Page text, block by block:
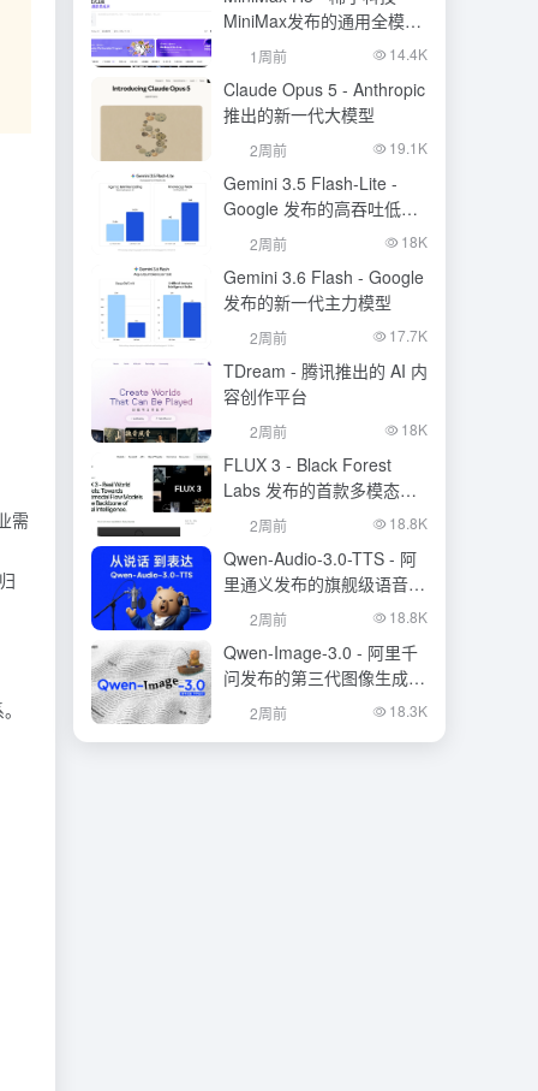
需
MiniMax发布的通用全模态
生成模型
1周前 14.4K
Claude Opus 5 - Anthropic
推出的新一代大模型
2周前 19.1K
Gemini 3.5 Flash-Lite -
Google 发布的高吞吐低成
本模型
2周前 18K
Gemini 3.6 Flash - Google
发布的新一代主力模型
2周前 17.7K
TDream - 腾讯推出的 AI 内
容创作平台
2周前 18K
FLUX 3 - Black Forest
Labs 发布的首款多模态基
础模型
2周前 18.8K
Qwen-Audio-3.0-TTS - 阿
里通义发布的旗舰级语音合
成大模型
2周前 18.8K
Qwen-Image-3.0 - 阿里千
问发布的第三代图像生成基
础模型
2周前 18.3K